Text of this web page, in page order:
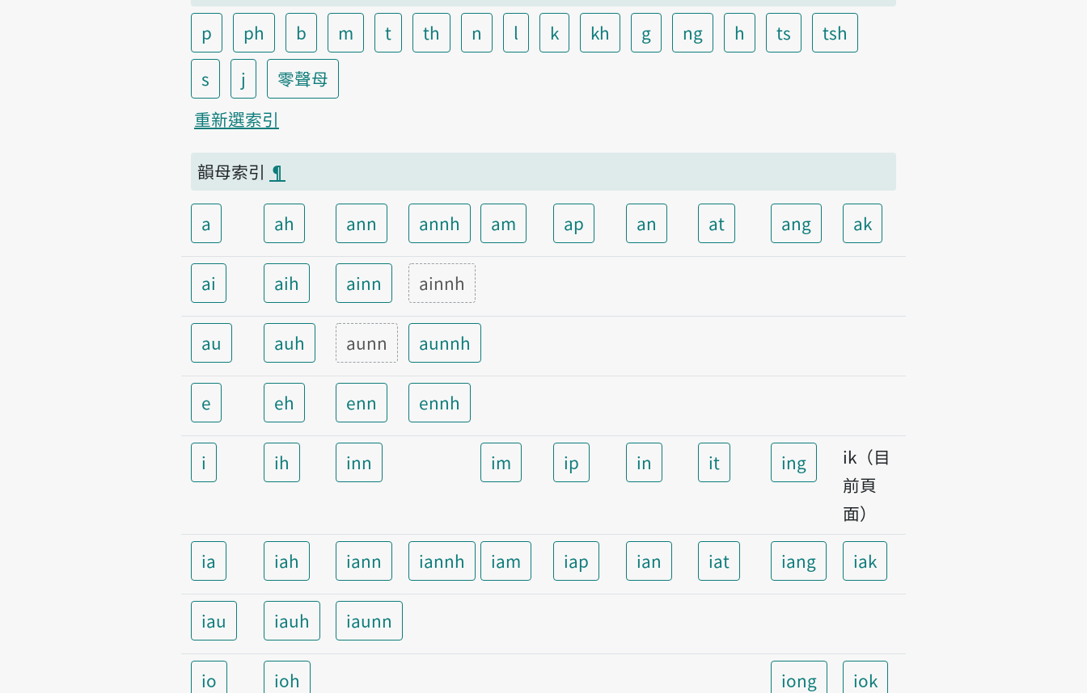
p
ph b m t th n l k kh g ng h ts
tsh
s
j
零聲母
重新選索引
韻母索引 ¶
a ah ann annh am ap an at ang ak
ai aih ainn ainnh
au auh aunn aunnh
e eh enn ennh
i ih inn im ip in it ing
ik（目
前頁
面）
ia
iah iann iannh iam iap ian iat iang iak
iau iauh iaunn
io ioh iong iok